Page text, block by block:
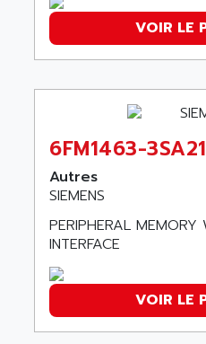
TEXT DISPLAY
SMTB
SMT-BSI
CE65
SINUMERIK 840C
ATP
9300-SERIES
AIXIA SYSTEMES
AJC BATTERY
AJHUA
AJR DIFFUSION
AK ELECTRONIQUE
AKA
AKER
AKIM AG
AKKU
AKO
ALARMCOM
ALCATEL
VOIR LE
6FM1463-3SA21
Autres
SIEMENS
PERIPHERAL
INTERFACE
VOIR LE